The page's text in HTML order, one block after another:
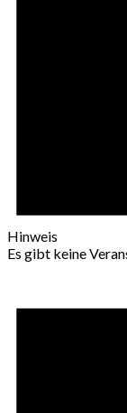
Hinweis
Es gibt keine